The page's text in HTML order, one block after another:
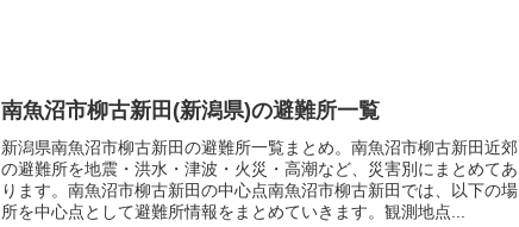
南魚沼市柳古新田(新潟県)の避難所一覧
新潟県南魚沼市柳古新田の避難所一覧まとめ。南魚沼市柳古新田近郊
の避難所を地震・洪水・津波・火災・高潮など、災害別にまとめてあ
ります。南魚沼市柳古新田の中心点南魚沼市柳古新田では、以下の場
所を中心点として避難所情報をまとめていきます。観測地点...